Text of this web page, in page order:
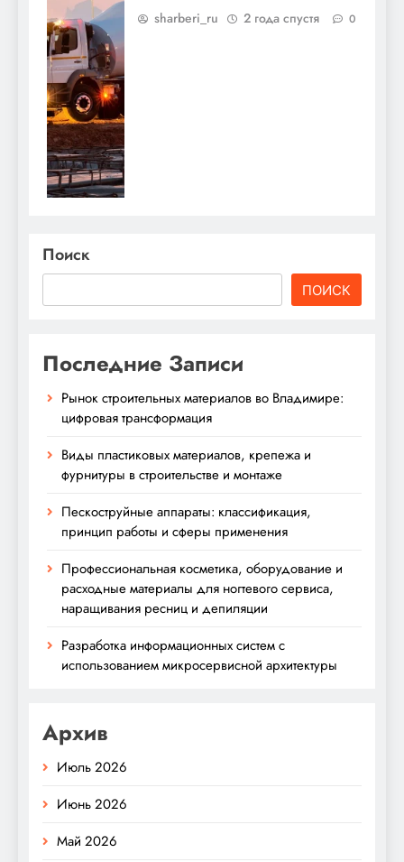
sharberi_ru 2 года спустя 0
Поиск
ПОИСК
Последние Записи
Рынок строительных материалов во Владимире:
цифровая трансформация
Виды пластиковых материалов, крепежа и
фурнитуры в строительстве и монтаже
Пескоструйные аппараты: классификация,
принцип работы и сферы применения
Профессиональная косметика, оборудование и
расходные материалы для ногтевого сервиса,
наращивания ресниц и депиляции
Разработка информационных систем с
использованием микросервисной архитектуры
Архив
Июль 2026
Июнь 2026
Май 2026